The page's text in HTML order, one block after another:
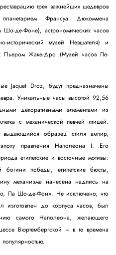
трех важнейших шедевров
Франсуа Дюкоммена
де-Фоне), астрономических часов
исторический музей Невшателя) и
Пьером Жаке-Дро (Музей часов Ле-
Jaquet Droz, будут предназначены
Уникальные часы высотой 92,56
декоративными элементами из
с механической певчей птицей.
выдающийся образец стиля ампир,
правления Наполеона I. Его
египетские и восточные мотивы:
победы, египетские бюсты,
механизма нанесена надпись на
Ла Шо-де-Фон». Не исключено, что
изготовлен до корпуса часов, был
самого Наполеона, желающего
Вюртембергской – в те времена